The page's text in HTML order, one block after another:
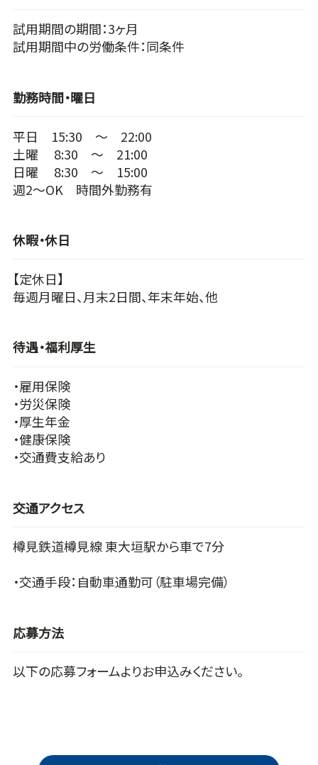
試用期間の期間：3ヶ月
試用期間中の労働条件：同条件
勤務時間・曜日
平日 15:30 ～ 22:00
土曜 8:30 ～ 21:00
日曜 8:30 ～ 15:00
週2～OK 時間外勤務有
休暇・休日
【定休日】
毎週月曜日、月末2日間、年末年始、他
待遇・福利厚生
・雇用保険
・労災保険
・厚生年金
・健康保険
・交通費支給あり
交通アクセス
樽見鉄道樽見線 東大垣駅から車で7分
・交通手段：自動車通勤可（駐車場完備）
応募方法
以下の応募フォームよりお申込みください。